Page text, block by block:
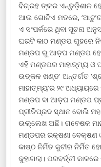
ବିଗ୍ରହ ଙ୍କର ଏନ୍ତୁଡ଼ିଶାଳ
ଆଉ ଗୋଟିଏ ମତରେ, ‘ଆଟୁ’ର
ଏ ସଂପର୍କରେ ଥିବା ସୂଚନା
ଘରଟି କାଠ ମଣ୍ଡପ ଗୃହରେ
ମଣ୍ଡପ ରୁ ଆଡ଼ପ ମଣ୍ଡପ
ଏହି ମଣ୍ଡପର ମାହାତ୍ମ୍ୟ ଓ
ଉତ୍କଳ ଖଣ୍ଡ’ ଅନ୍ତର୍ଗତ
ମାହାତ୍ମ୍ୟ’ର ୨୯
ମଣ୍ଡପ ବା ଆଡ଼ପ ମଣ୍ଡପ
ପ୍ରୀତିପ୍ରଦ ସ୍ଥାନ ବୋଲି
ଉଲ୍ଲେଖ ଅଛି। ଗବେଷକ
ମଣ୍ଡପର ରକ୍ଷଣା ବେକ୍ଷଣ
କାଷ୍ଠ ନିର୍ମିତ କୁଟୀର ନିର୍ମିତ
କୁହାଗଲା। ପରବର୍ତ୍ତୀ